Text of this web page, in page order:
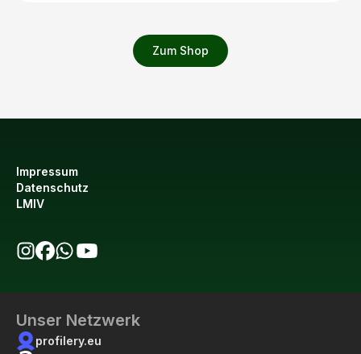
Zum Shop
Impressum
Datenschutz
LMIV
Unser Netzwerk
profilery.eu